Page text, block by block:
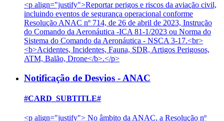
<p align="justify">Reportar perigos e riscos da aviação civil,
incluindo eventos de segurança operacional conforme
Resolução ANAC nº 714, de 26 de abril de 2023, Instrução
do Comando da Aeronáutica -ICA 81-1/2023 ou Norma do
Sistema do Comando da Aeronáutica - NSCA 3-17.<br>
<b>Acidentes, Incidentes, Fauna, SDR, Artigos Perigosos,
ATM, Balão, Drone</b>.</p>
Notificação de Desvios - ANAC
#CARD_SUBTITLE#
<p align="justify"> No âmbito da ANAC, a Resolução nº